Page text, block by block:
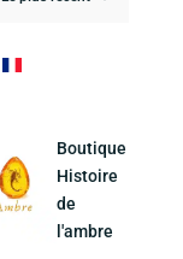
Boutique
Histoire
de
l'ambre